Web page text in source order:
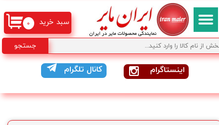
جستجو
کانال تلگرام اینستاگرام
۰ سبد خرید